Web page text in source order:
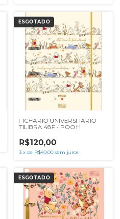
ESGOTADO
FICHARIO UNIVERSITÁRIO
TILIBRA 48F - POOH
R$120,00
3 x de R$40,00 sem juros
ESGOTADO